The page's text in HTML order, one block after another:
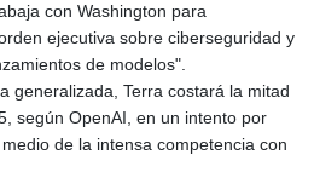
con Washington para
ejecutiva sobre ciberseguridad y
de modelos".
generalizada, Terra costará la mitad
según OpenAI, en un intento por
de la intensa competencia con